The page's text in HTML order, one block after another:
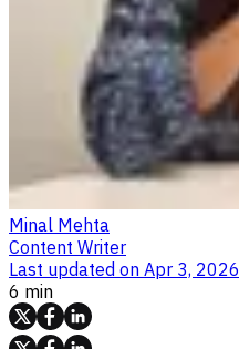
Minal Mehta
Content Writer
Last updated on Apr 3, 2026
6 min